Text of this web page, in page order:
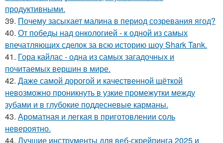
продуктивными.
39. Почему засыхает малина в период созревания ягод?
40. От победы над онкологией - к одной из самых
впечатляющих сделок за всю историю шоу Shark Tank.
41. Гора кайлас - одна из самых загадочных и
почитаемых вершин в мире.
42. Даже самой дорогой и качественной щёткой
невозможно проникнуть в узкие промежутки между
зубами и в глубокие поддесневые карманы.
43. Ароматная и легкая в приготовлении соль
невероятно.
44. Лучшие инструменты для веб-скрейпинга 2025 и